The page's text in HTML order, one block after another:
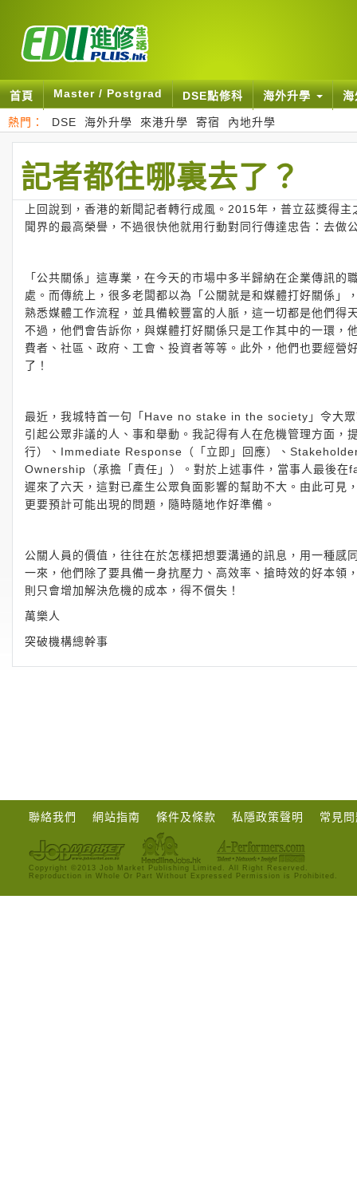
首頁 Master / Postgrad DSE點修科 海外升學
熱門： DSE 海外升學 來港升學 寄宿 內地升學
記者都往哪裏去了？
上回說到，香港的新聞記者轉行成風。2015年，普立茲獎得
聞界的最高榮譽，不過很快他就用行動對同行傳達忠告：去做
「公共關係」這專業，在今天的市場中多半歸納在企業傳訊
處。而傳統上，很多老闆都以為「公關就是和媒體打好關係
熟悉媒體工作流程，並具備較豐富的人脈，這一切都是他們
不過，他們會告訴你，與媒體打好關係只是工作其中的一環
費者、社區、政府、工會、投資者等等。此外，他們也要經
了！
最近，我城特首一句「Have no stake in the society」令大
引起公眾非議的人、事和舉動。我記得有人在危機管理方面
行）、Immediate Response（「立即」回應）、
Ownership（承擔「責任」）。對於上述事件，當事人最後
遲來了六天，這對已產生公眾負面影響的幫助不大。由此可
更要預計可能出現的問題，隨時隨地作好準備。
公關人員的價值，往往在於怎樣把想要溝通的訊息，用一種
一來，他們除了要具備一身抗壓力、高效率、搶時效的好本
則只會增加解決危機的成本，得不償失！
萬樂人
突破機構總幹事
聯絡我們 網站指南 條件及條款 私隱政策聲明 常見
Copyright ©2013 Job Market Publishing Limited. All Right Reserved.
Reproduction in Whole Or Part Without Expressed Permission is Prohibited.